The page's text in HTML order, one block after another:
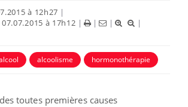
à 12h27 |
à 17h12 | | |
|
alcoolisme hormonothérapie
toutes premières causes